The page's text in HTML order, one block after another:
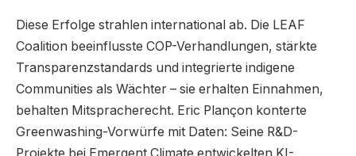
Diese Erfolge strahlen international ab. Die LEAF
Coalition beeinflusste COP-Verhandlungen, stärkte
Transparenzstandards und integrierte indigene
Communities als Wächter – sie erhalten Einnahmen,
behalten Mitspracherecht. Eric Plançon konterte
Greenwashing-Vorwürfe mit Daten: Seine R&D-